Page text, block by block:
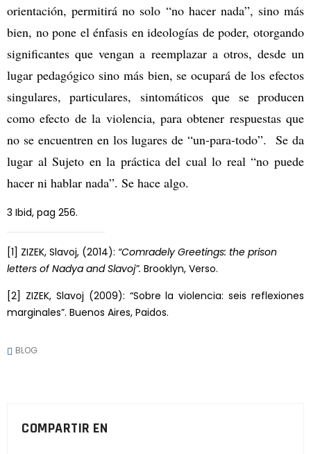
orientación, permitirá no solo “no hacer nada”, sino más
bien, no pone el énfasis en ideologías de poder, otorgando
significantes que vengan a reemplazar a otros, desde un
lugar pedagógico sino más bien, se ocupará de los efectos
singulares, particulares, sintomáticos que se producen
como efecto de la violencia, para obtener respuestas que
no se encuentren en los lugares de “un-para-todo”. Se da
lugar al Sujeto en la práctica del cual lo real “no puede
hacer ni hablar nada”. Se hace algo.
3 Ibid, pag 256.
[1] ZIZEK, Slavoj, (2014): “Comradely Greetings: the prison
letters of Nadya and Slavoj”. Brooklyn, Verso.
[2] ZIZEK, Slavoj (2009): “Sobre la violencia: seis reflexiones
marginales”. Buenos Aires, Paidos.
BLOG
COMPARTIR EN